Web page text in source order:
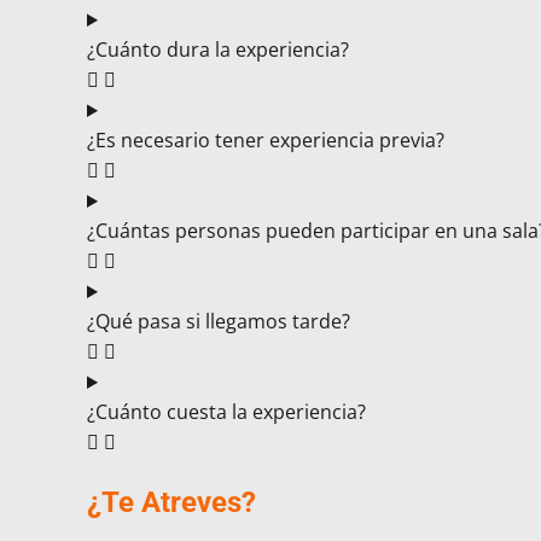
¿Cuánto dura la experiencia?
¿Es necesario tener experiencia previa?
¿Cuántas personas pueden participar en una
¿Qué pasa si llegamos tarde?
¿Cuánto cuesta la experiencia?
¿Te Atreves?